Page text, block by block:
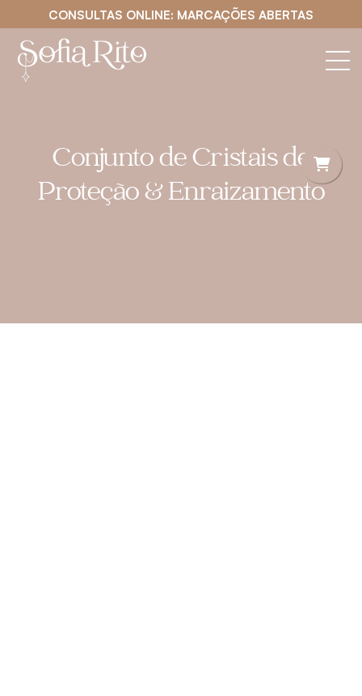
CONSULTAS ONLINE: MARCAÇÕES ABERTAS
Conjunto de Cristais de
Proteção & Enraizamento